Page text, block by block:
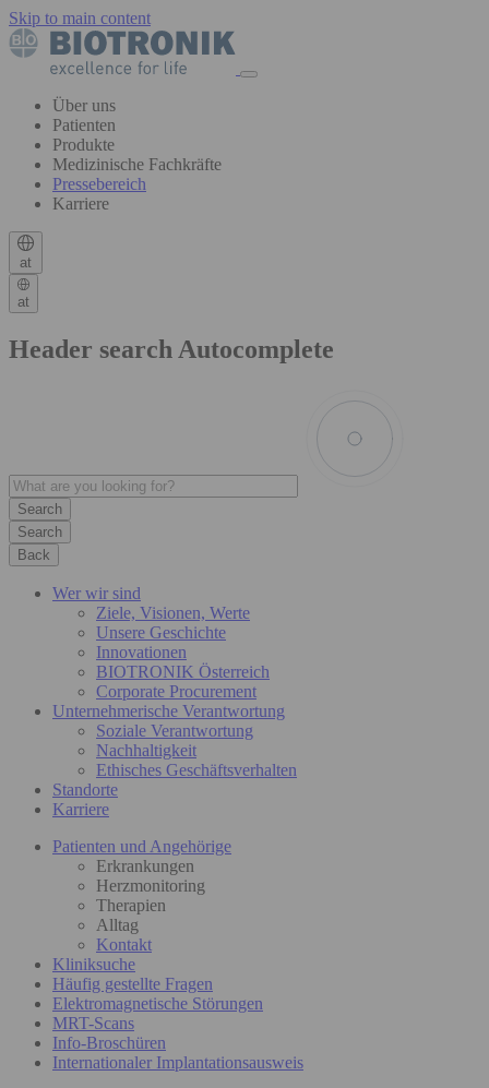
Skip to main content
Über uns
Patienten
Produkte
Medizinische Fachkräfte
Pressebereich
Karriere
at
at
Header search Autocomplete
Search
Back
Wer wir sind
Ziele, Visionen, Werte
Unsere Geschichte
Innovationen
BIOTRONIK Österreich
Corporate Procurement
Unternehmerische Verantwortung
Soziale Verantwortung
Nachhaltigkeit
Ethisches Geschäftsverhalten
Standorte
Karriere
Patienten und Angehörige
Erkrankungen
Herzmonitoring
Therapien
Alltag
Kontakt
Kliniksuche
Häufig gestellte Fragen
Elektromagnetische Störungen
MRT-Scans
Info-Broschüren
Internationaler Implantationsausweis